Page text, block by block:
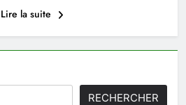
Lire la suite
RECHERCHER